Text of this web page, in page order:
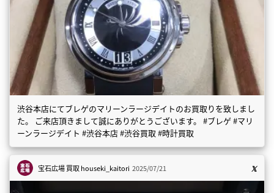
渋谷本店にてブレゲのマリーンラージデイトのお買取りを致しまし
た。 ご来店頂きまして誠にありがとうございます。 #ブレゲ #マリ
ーンラージデイト #渋谷本店 #渋谷買取 #時計買取
宝石広場 買取houseki_kaitori 2025/07/21